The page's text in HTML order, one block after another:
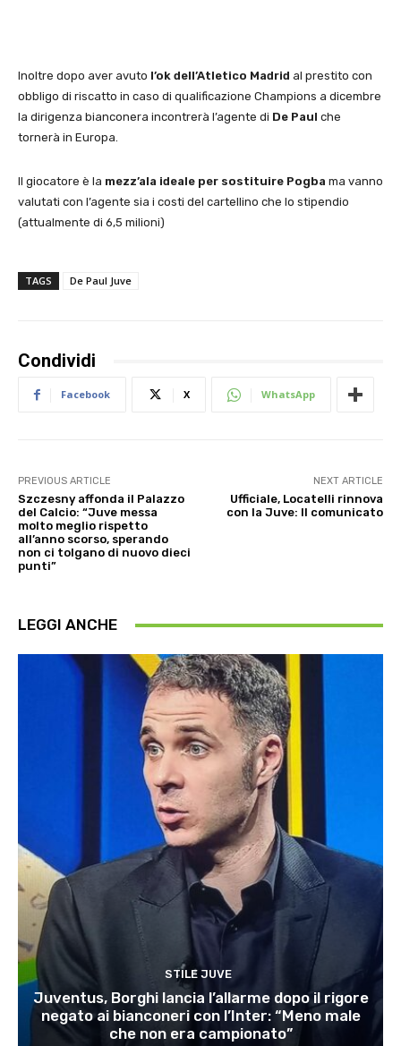
Inoltre dopo aver avuto l’ok dell’Atletico Madrid al prestito con
obbligo di riscatto in caso di qualificazione Champions a dicembre
la dirigenza bianconera incontrerà l’agente di De Paul che
tornerà in Europa.
Il giocatore è la mezz’ala ideale per sostituire Pogba ma vanno
valutati con l’agente sia i costi del cartellino che lo stipendio
(attualmente di 6,5 milioni)
TAGS De Paul Juve
Condividi
Facebook X WhatsApp
PREVIOUS ARTICLE
Szczesny affonda il Palazzo
del Calcio: “Juve messa
molto meglio rispetto
all’anno scorso, sperando
non ci tolgano di nuovo dieci
punti”
NEXT ARTICLE
Ufficiale, Locatelli rinnova
con la Juve: Il comunicato
LEGGI ANCHE
STILE JUVE
Juventus, Borghi lancia l’allarme dopo il rigore
negato ai bianconeri con l’Inter: “Meno male
che non era campionato”